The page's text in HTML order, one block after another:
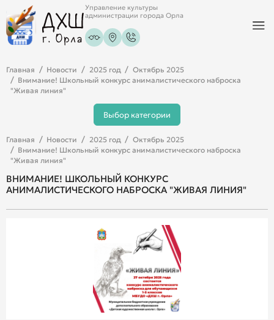
Управление культуры
администрации города Орла
Главная Новости 2025 год
Октябрь 2025
Внимание! Школьный конкурс анималистического наброска
"Живая линия"
Выбор категории
Главная Новости 2025 год
Октябрь 2025
Внимание! Школьный конкурс анималистического наброска
"Живая линия"
ВНИМАНИЕ! ШКОЛЬНЫЙ КОНКУРС
АНИМАЛИСТИЧЕСКОГО НАБРОСКА "ЖИВАЯ ЛИНИЯ"